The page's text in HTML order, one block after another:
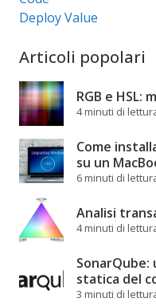
Deploy Value
Articoli popolari
RGB e HSL:
4 minuti di
Come
su un
6 minuti di
Analisi
4 minuti di
statica del
3 minuti di